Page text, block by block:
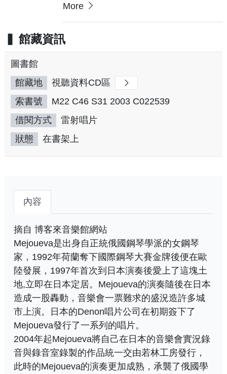
More
館藏資訊
圖書館
館藏地
視聽資料CD區
索書號
M22 C46 S31 2003 C022539
借閱方式
雷射唱片
狀態
在書架上
內容
摘自 博客來音樂館網站
Mejoueva是出身自正統俄國鋼琴學派的女鋼琴
家，1992年荷蘭奪下國際鋼琴大賽金牌後便在歐
陸發展，1997年首次到日本演奏後愛上了這塊土
地,立即在日本定居。Mejoueva的演奏隨後在日本
造成一股轟動，音樂會一票難求的盛況造許多城
市上演。日本的Denon唱片公司在初期簽下了
Mejoueva發行了一系列的唱片。
2004年起Mejoueva將自己在日本的音樂會實況錄
音與錄音室錄製的作品統一交由若林工房發行，
此時的Mejoueva的演奏更加成熟，承襲了俄國學